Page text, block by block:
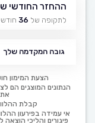
ההחזר החודשי
לתקופה של 36
גובה המקדמה שלך
הצעת המימון
הנתונים המוצגים הם
את
קבלת
אי עמידה בפירעון
פיגורים והליכי הוצאה